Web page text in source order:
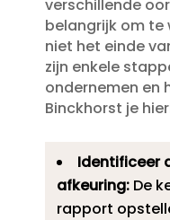
verschillende
belangrijk om te
niet het einde
zijn enkele
ondernemen en
Binckhorst je
Identificeer
afkeuring:De
rapport